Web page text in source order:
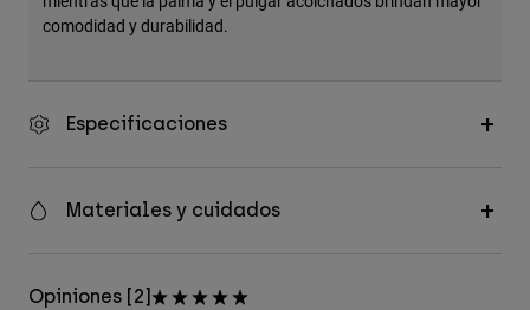
comodidad y durabilidad.
Especificaciones
Materiales y cuidados
Opiniones [2]